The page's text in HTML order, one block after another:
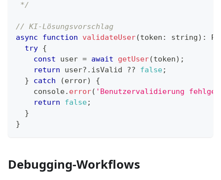
*/
// KI-Lösungsvorschlag
async
function validateUser(token : string) :
try {
const user = await getUser(token) ;
return user?. isValid ?? false;
}
catch (error)
{
console. error( 'Benutzervalidierung
return
false;
}
}
Debugging-Workflows